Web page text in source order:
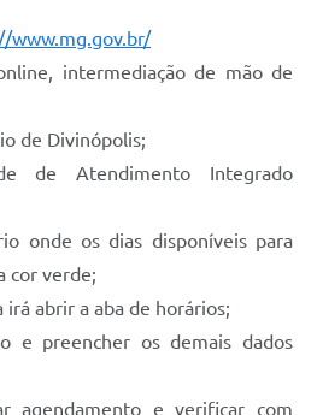
www.mg.gov.br/
intermediação de mão de
de Divinópolis;
de Atendimento Integrado
onde os dias disponíveis para
cor verde;
irá abrir a aba de horários;
e preencher os demais dados
agendamento e verificar com